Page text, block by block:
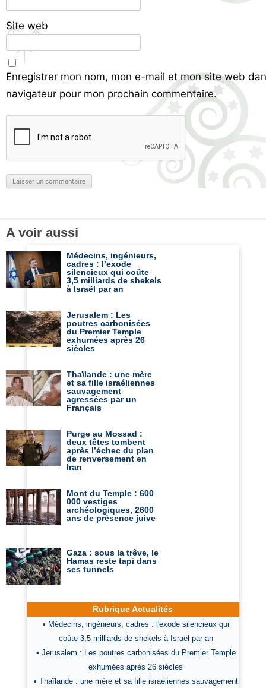
Site web
Enregistrer mon nom, mon e-mail et mon site web
navigateur pour mon prochain commentaire.
A voir aussi
Médecins, ingénieurs,
cadres : l’exode
silencieux qui coûte
3,5 milliards de shekels
à Israël par an
Jerusalem : Les
poutres carbonisées
du Premier Temple
exhumées après 26
siècles
Thaïlande : une mère
et sa fille israéliennes
sauvagement
agressées par un
Français
Purge au Mossad :
deux têtes tombent
après l’échec du plan
de renversement en
Iran
Mont du Temple : 600
000 vestiges
archéologiques, 2600
ans de présence juive
Gaza : sous la trêve, le
Hamas reste tapi dans
ses tunnels
Rubrique Actualités
• Médecins, ingénieurs, cadres : l'exode silencieux qui
coûte 3,5 milliards de shekels à Israël par an
• Jerusalem : Les poutres carbonisées du Premier Temple
exhumées après 26 siècles
• Thaïlande : une mère et sa fille israéliennes sauvagement